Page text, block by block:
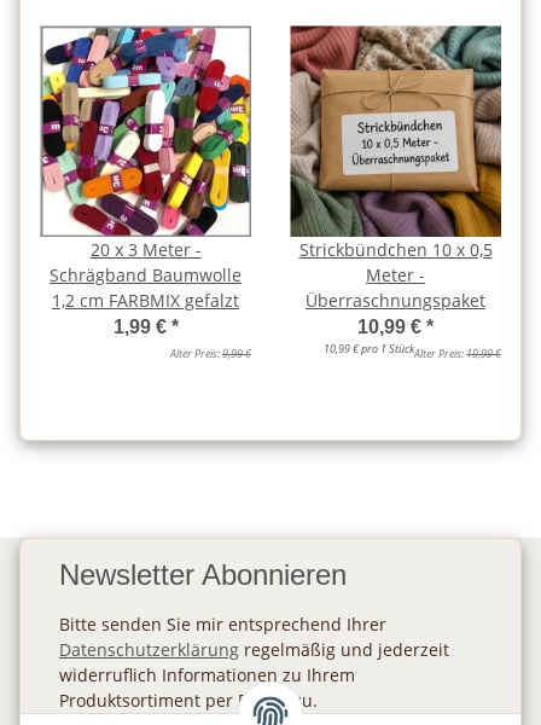
20 x 3 Meter -
Schrägband Baumwolle
1,2 cm FARBMIX gefalzt
1,99 € *
Alter Preis:9,99 €
Strickbündchen 10 x 0,5
Meter -
Überraschnungspaket
10,99 € *
10,99 € pro 1 StückAlter Preis:19,99 €
Newsletter Abonnieren
Bitte senden Sie mir entsprechend Ihrer
Datenschutzerklärung regelmäßig und jederzeit
widerruflich Informationen zu Ihrem
Produktsortiment per E-Mail zu.